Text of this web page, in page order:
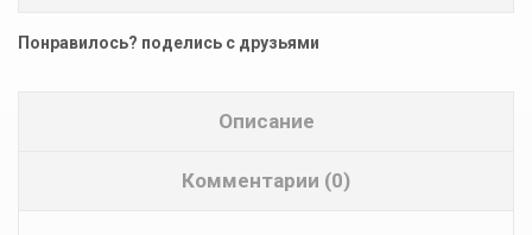
Понравилось? поделись с друзьями
Описание
Комментарии (0)